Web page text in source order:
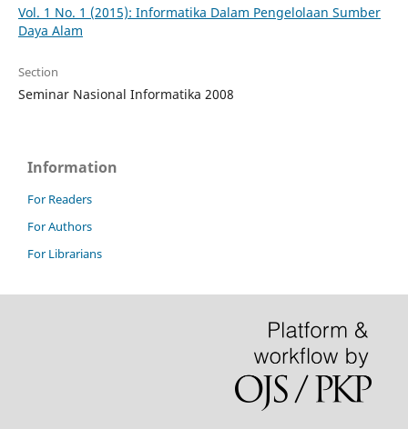
Vol. 1 No. 1 (2015): Informatika Dalam Pengelolaan Sumber
Daya Alam
Section
Seminar Nasional Informatika 2008
Information
For Readers
For Authors
For Librarians